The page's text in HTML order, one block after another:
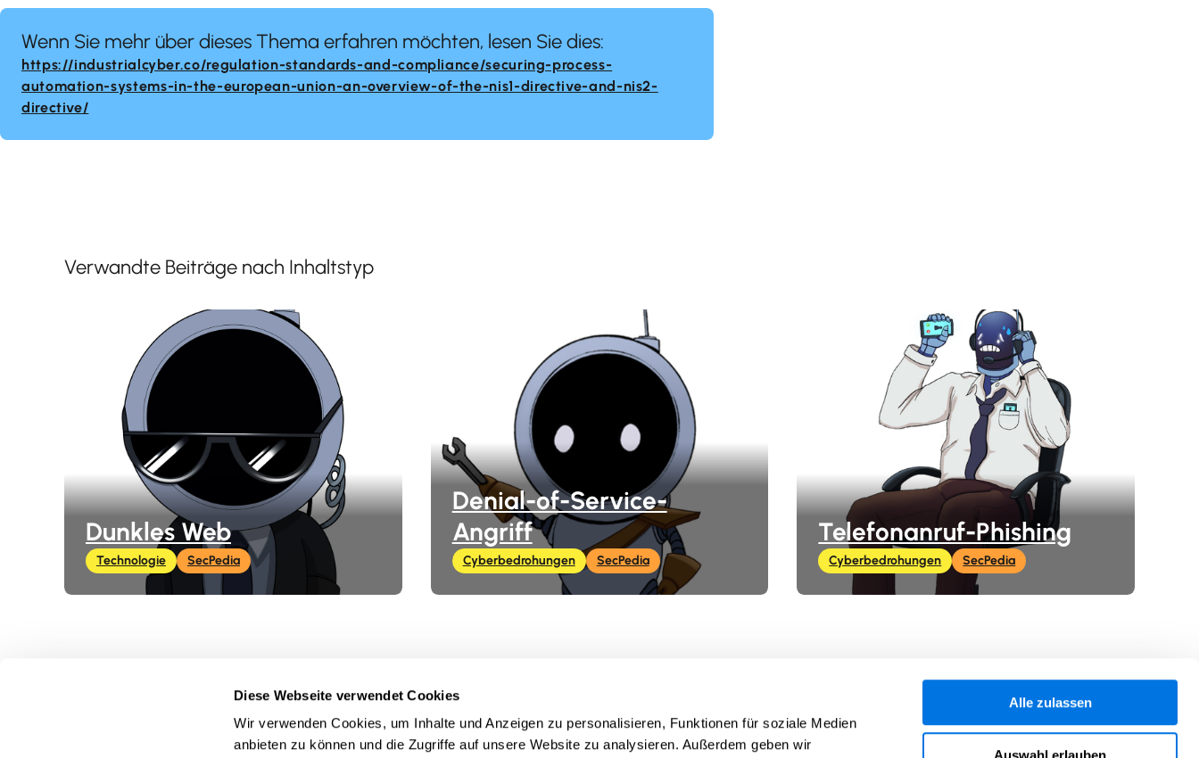
Diese Webseite verwendet Cookies
Wir verwenden Cookies, um Inhalte und Anzeigen zu personalisieren, Funktionen für soziale Medien
anbieten zu können und die Zugriffe auf unsere Website zu analysieren. Außerdem geben wir
Alle zulassen
Auswahl erlauben
Wenn Sie mehr über dieses Thema erfahren möchten, lesen Sie dies:
https://industrialcyber.co/regulation-standards-and-compliance/securing-process-
automation-systems-in-the-european-union-an-overview-of-the-nis1-directive-and-nis2-
directive/
Verwandte Beiträge nach Inhaltstyp
Dunkles Web
Technologie SecPedia
Denial-of-Service-
Angriff
Cyberbedrohungen SecPedia
Telefonanruf-Phishing
Cyberbedrohungen SecPedia
Startseite
Kurse
Spiele
In Zusammenarbeit mit